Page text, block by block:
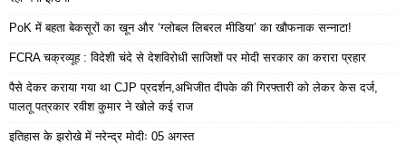
PoK में बहता बेकसूरों का खून और ‘ग्लोबल लिबरल मीडिया’ का खौफनाक सन्नाटा!
FCRA चक्रव्यूह : विदेशी चंदे से देशविरोधी साजिशों पर मोदी सरकार का करारा प्रहार
पैसे देकर कराया गया था CJP प्रदर्शन,अभिजीत दीपके की गिरफ्तारी को लेकर केस दर्ज,
पालतू पत्रकार रवीश कुमार ने खोले कई राज
इतिहास के झरोखे में नरेन्द्र मोदीः 05 अगस्त